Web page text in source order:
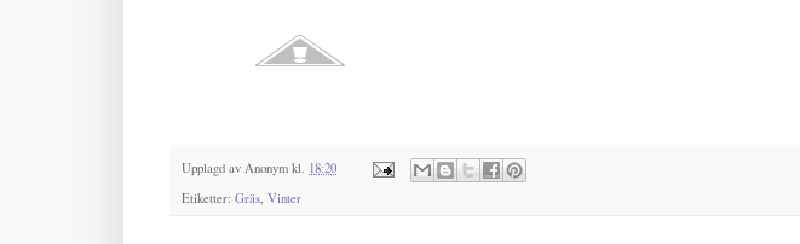
Upplagd av Anonym kl.
18:20
Etiketter: Gräs Vinter